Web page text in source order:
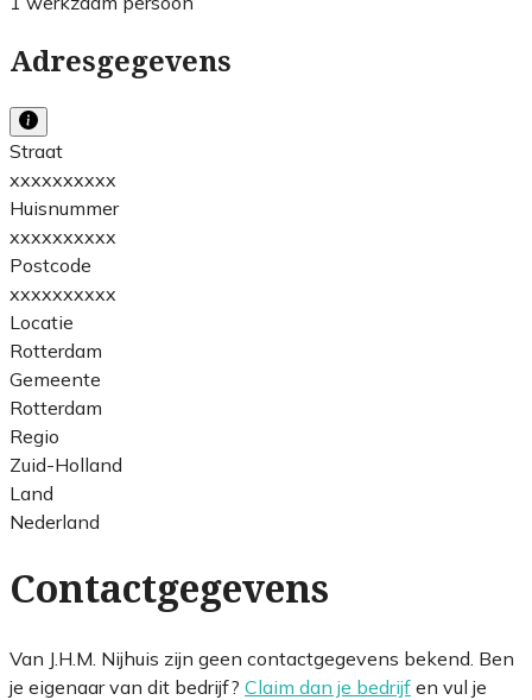
Adresgegevens
Straat
xxxxxxxxxx
Huisnummer
xxxxxxxxxx
Postcode
xxxxxxxxxx
Locatie
Rotterdam
Gemeente
Rotterdam
Regio
Zuid-Holland
Land
Nederland
Contactgegevens
Van J.H.M. Nijhuis zijn geen contactgegevens bekend. Ben
je eigenaar van dit bedrijf? Claim dan je bedrijf en vul je